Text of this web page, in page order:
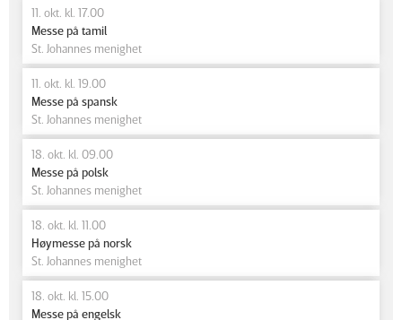
11. okt. kl. 17.00
Messe på tamil
St. Johannes menighet
11. okt. kl. 19.00
Messe på spansk
St. Johannes menighet
18. okt. kl. 09.00
Messe på polsk
St. Johannes menighet
18. okt. kl. 11.00
Høymesse på norsk
St. Johannes menighet
18. okt. kl. 15.00
Messe på engelsk